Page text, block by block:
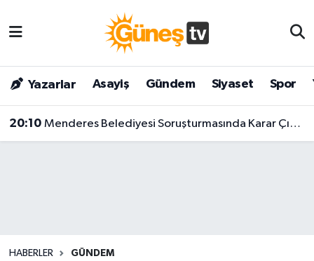
Yazarlar Asayiş Gündem Siyaset Spor
20:10 Menderes Belediyesi Soruşturmasında Karar Çıktı! Başkan Ve 9 Kişi Tutuklandı
HABERLER GÜNDEM
Bilim & Teknoloji
Dünya
Malatya Nöbetçi Eczaneler
Malatya Hava Durumu
Malatya Namaz Vakitleri